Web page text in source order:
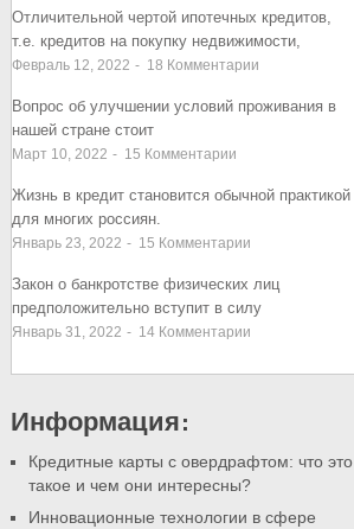
Отличительной чертой ипотечных кредитов,
т.е. кредитов на покупку недвижимости,
Февраль 12, 2022 - 18 Комментарии
Вопрос об улучшении условий проживания в
нашей стране стоит
Март 10, 2022 - 15 Комментарии
Жизнь в кредит становится обычной практикой
для многих россиян.
Январь 23, 2022 - 15 Комментарии
Закон о банкротстве физических лиц
предположительно вступит в силу
Январь 31, 2022 - 14Комментарии
Информация:
Кредитные карты с овердрафтом: что это
такое и чем они интересны?
Инновационные технологии в сфере